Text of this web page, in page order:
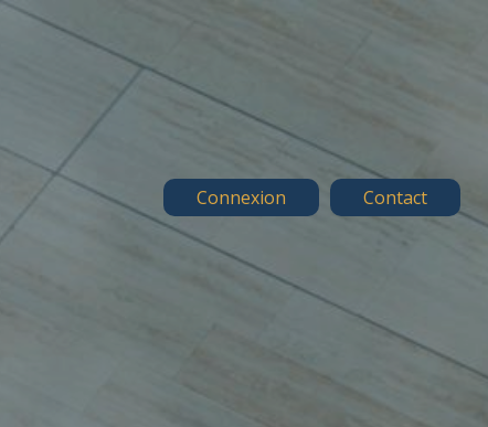
Connexion Contact